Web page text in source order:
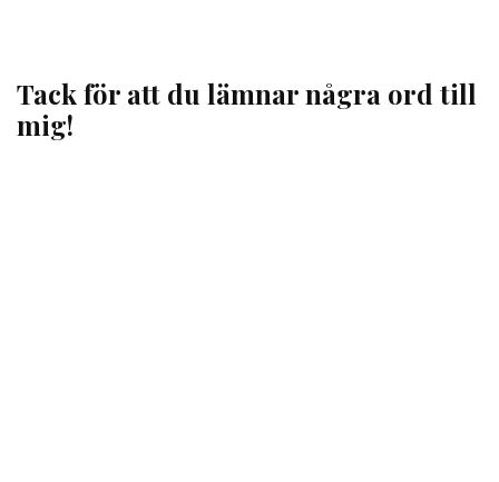
Tack för att du lämnar några ord till
mig!